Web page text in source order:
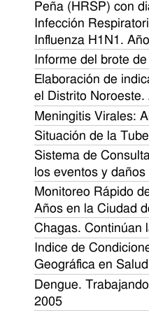
Peña (HRSP) con
Infección
Influenza H1N1.
Informe del brote
Elaboración de
el Distrito Noroeste.
Meningitis Virales:
Situación de la
Sistema de
los eventos y
Monitoreo Rápido
Años en la Ciudad
Chagas. Continúan
Indice de
Geográfica en
Dengue.
2005